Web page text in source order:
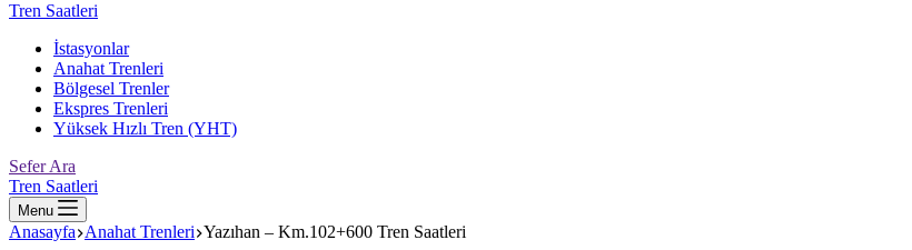
Tren Saatleri
İstasyonlar
Anahat Trenleri
Bölgesel Trenler
Ekspres Trenleri
Yüksek Hızlı Tren (YHT)
Sefer Ara
Tren Saatleri
Menu
Anasayfa Anahat Trenleri Yazıhan – Km.102+600 Tren Saatleri